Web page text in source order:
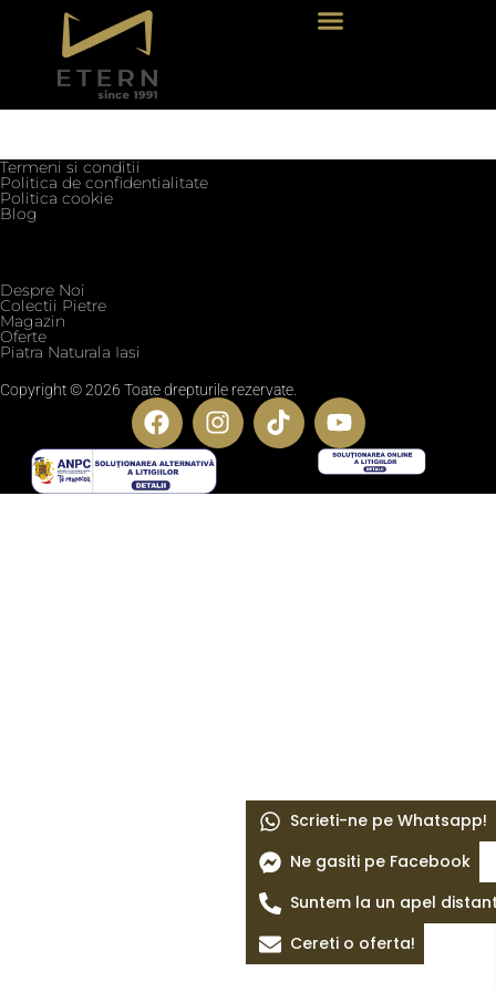
Termeni si conditii
Politica de confidentialitate
Politica cookie
Blog
Despre Noi
Colectii Pietre
Magazin
Oferte
Piatra Naturala Iasi
Copyright © 2026 Toate drepturile rezervate.
Scrieti-ne pe Whatsapp!
Ne gasiti pe Facebook
Suntem la un apel
Cereti o oferta!